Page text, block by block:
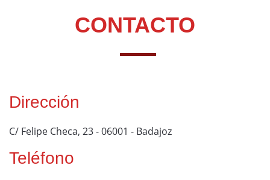
CONTACTO
Dirección
C/ Felipe Checa, 23 - 06001 - Badajoz
Teléfono